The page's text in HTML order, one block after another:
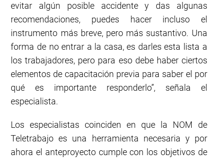
evitar algún posible accidente y das algunas
recomendaciones, puedes hacer incluso el
instrumento más breve, pero más sustantivo. Una
forma de no entrar a la casa, es darles esta lista a
los trabajadores, pero para eso debe haber ciertos
elementos de capacitación previa para saber el por
qué es importante responderlo”, señala el
especialista.
Los especialistas coinciden en que la NOM de
Teletrabajo es una herramienta necesaria y por
ahora el anteproyecto cumple con los objetivos de